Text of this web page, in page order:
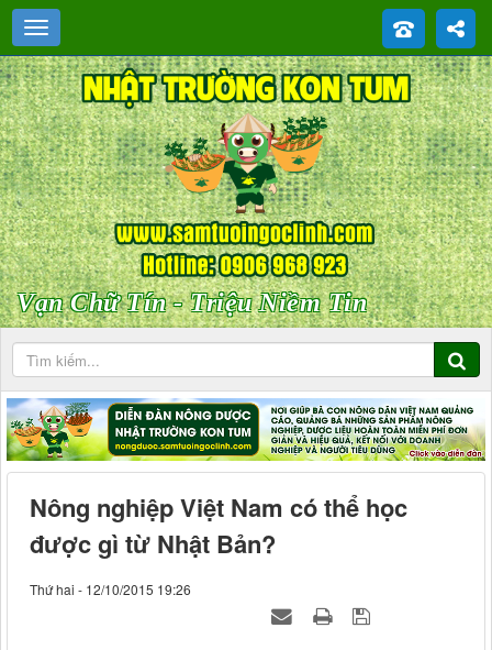
Vạn Chữ Tín - Triệu Niềm Tin
Nông nghiệp Việt Nam có thể học
được gì từ Nhật Bản?
Thứ hai - 12/10/2015 19:26